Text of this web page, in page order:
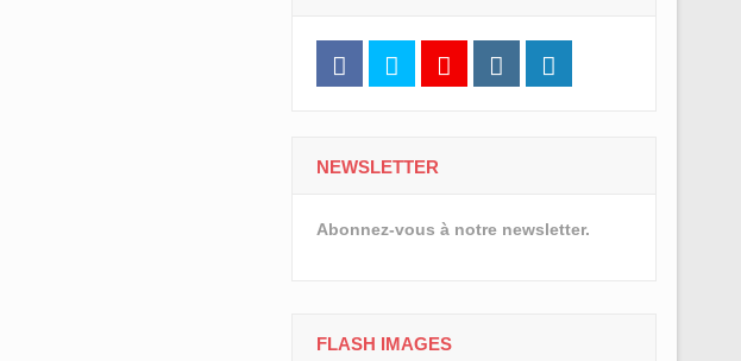
NEWSLETTER
Abonnez-vous à notre newsletter.
FLASH IMAGES